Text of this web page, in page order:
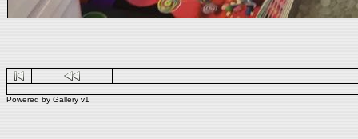
Powered by Gallery v1